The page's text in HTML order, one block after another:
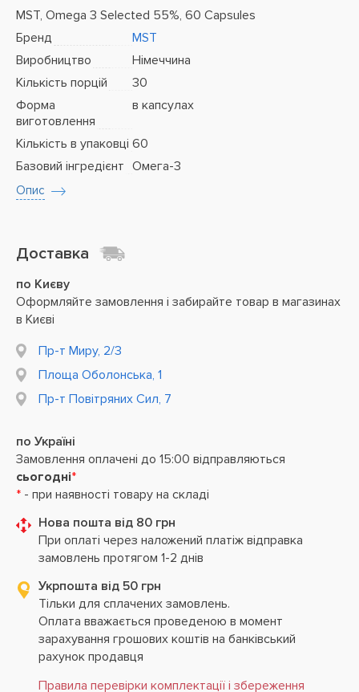
MST, Omega 3 Selected 55%, 60 Capsules
Бренд
MST
Виробництво
Німеччина
Кількість порцій
30
Форма
виготовлення
в капсулах
Кількість в упаковці 60
Базовий інгредієнт Омега-3
Опис
Доставка
по Києву
Оформляйте замовлення і забирайте товар в магазинах
в Києві
Пр-т Миру, 2/3
Площа Оболонська, 1
Пр-т Повітряних Сил, 7
по Україні
Замовлення оплачені до 15:00 відправляються
сьогодні*
* - при наявності товару на складі
Нова пошта від 80 грн
При оплаті через наложений платіж відправка
замовлень протягом 1-2 днів
Укрпошта від 50 грн
Тільки для сплачених замовлень.
Оплата вважається проведеною в момент
зарахування грошових коштів на банківський
рахунок продавця
Правила перевірки комплектації і збереження